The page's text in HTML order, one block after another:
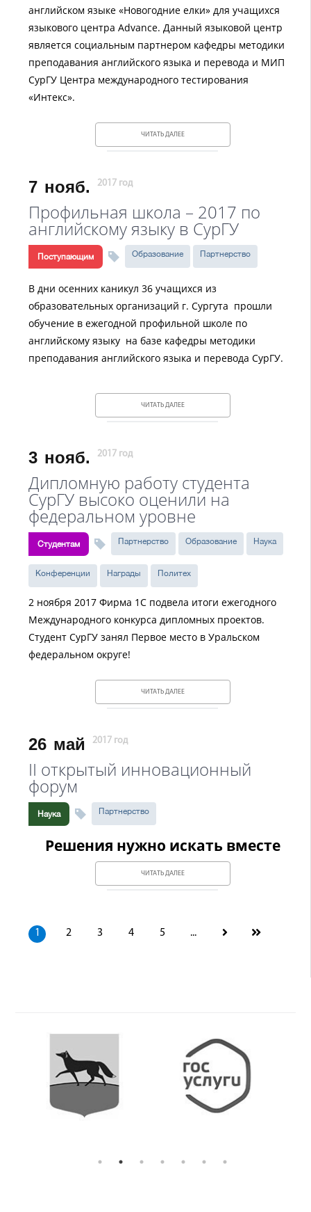
английском языке «Новогодние елки» для учащихся
языкового центра Advance. Данный языковой центр
является социальным партнером кафедры методики
преподавания английского языка и перевода и МИП
СурГУ Центра международного тестирования
«Интекс».
ЧИТАТЬ ДАЛЕЕ
7 нояб. 2017 год
Профильная школа – 2017 по
английскому языку в СурГУ
Поступающим Образование Партнерство
В дни осенних каникул 36 учащихся из
образовательных организаций г. Сургута прошли
обучение в ежегодной профильной школе по
английскому языку на базе кафедры методики
преподавания английского языка и перевода СурГУ.
ЧИТАТЬ ДАЛЕЕ
3 нояб. 2017 год
Дипломную работу студента
СурГУ высоко оценили на
федеральном уровне
Студентам Партнерство Образование Наука
Конференции Награды Политех
2 ноября 2017 Фирма 1С подвела итоги ежегодного
Международного конкурса дипломных проектов.
Студент СурГУ занял Первое место в Уральском
федеральном округе!
ЧИТАТЬ ДАЛЕЕ
26 май 2017 год
II открытый инновационный
форум
Наука Партнерство
Решения нужно искать вместе
ЧИТАТЬ ДАЛЕЕ
1 2 3 4 5 ...